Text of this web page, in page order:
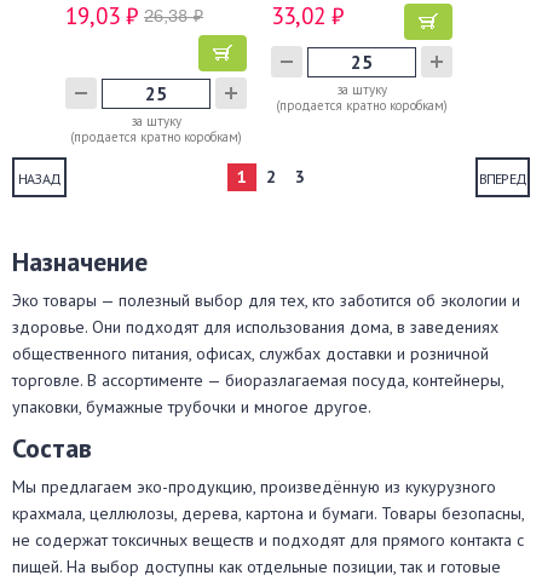
19,03 ₽ 26,38 ₽
за штуку
(продается кратно коробкам)
33,02 ₽
за штуку
(продается кратно коробкам)
НАЗАД ВПЕРЕД
1 2 3
Назначение
Эко товары — полезный выбор для тех, кто заботится об экологии и
здоровье. Они подходят для использования дома, в заведениях
общественного питания, офисах, службах доставки и розничной
торговле. В ассортименте — биоразлагаемая посуда, контейнеры,
упаковки, бумажные трубочки и многое другое.
Состав
Мы предлагаем эко-продукцию, произведённую из кукурузного
крахмала, целлюлозы, дерева, картона и бумаги. Товары безопасны,
не содержат токсичных веществ и подходят для прямого контакта с
пищей. На выбор доступны как отдельные позиции, так и готовые